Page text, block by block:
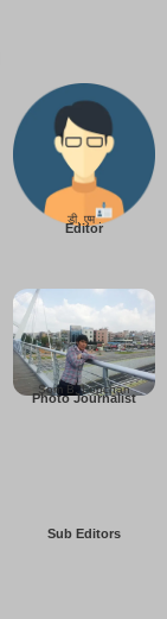
Editor
डी. एम .
Photo Journalist
Som B. Lopchan
Sub Editors